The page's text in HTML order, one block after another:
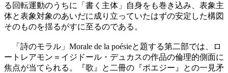
る回転運動のうちに「書く主体」自身をも巻き込み、表象主
体と表象対象のあいだに成り立っていたはずの安定した構図
そのものを揺るがすに至るのである。
「詩のモラル」Morale de la poésieと題する第二部では、ロ
ートレアモン＝イジドール・デュカスの作品の倫理的側面に
焦点が当てられる。『歌』と二冊の『ポエジー』との一見矛